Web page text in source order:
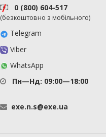
0 (800) 604-517
(безкоштовно з мобільного)
Telegram
Viber
WhatsApp
Пн—Нд: 09:00—18:00
exe.n.s@exe.ua